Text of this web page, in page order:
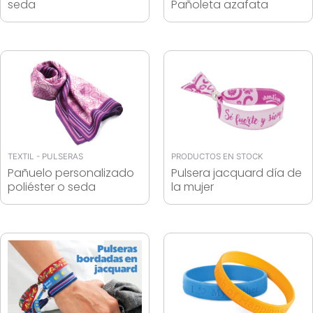
seda Pañoleta azafata
TEXTIL - PULSERAS
Pañuelo personalizado
poliéster o seda
PRODUCTOS EN STOCK
Pulsera jacquard día de
la mujer